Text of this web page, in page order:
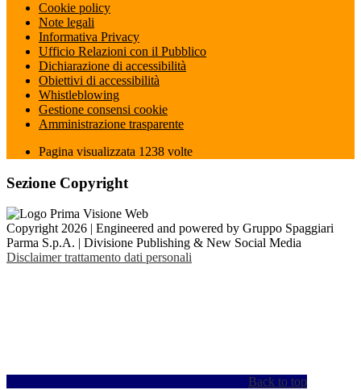
Cookie policy
Note legali
Informativa Privacy
Ufficio Relazioni con il Pubblico
Dichiarazione di accessibilità
Obiettivi di accessibilità
Whistleblowing
Gestione consensi cookie
Amministrazione trasparente
Pagina visualizzata 1238 volte
Sezione Copyright
Copyright 2026 | Engineered and powered by Gruppo Spaggiari
Parma S.p.A. | Divisione Publishing & New Social Media
Disclaimer trattamento dati personali
Back to top